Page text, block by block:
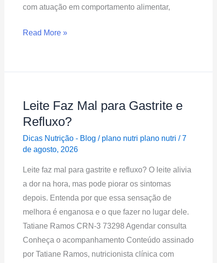
com atuação em comportamento alimentar,
Read More »
Leite Faz Mal para Gastrite e
Refluxo?
Dicas Nutrição - Blog / plano nutri plano nutri/7
de agosto, 2026
Leite faz mal para gastrite e refluxo? O leite alivia
a dor na hora, mas pode piorar os sintomas
depois. Entenda por que essa sensação de
melhora é enganosa e o que fazer no lugar dele.
Tatiane Ramos CRN-3 73298 Agendar consulta
Conheça o acompanhamento Conteúdo assinado
por Tatiane Ramos, nutricionista clínica com
Leite
Faz
para
e
Refluxo?